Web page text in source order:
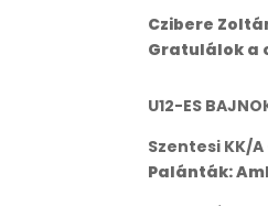
Czibere
Gratulálok a
U12-ES
Szentesi KK/
Palánták: